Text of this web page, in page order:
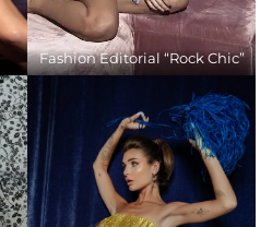
Fashion Editorial “Rock Chic”